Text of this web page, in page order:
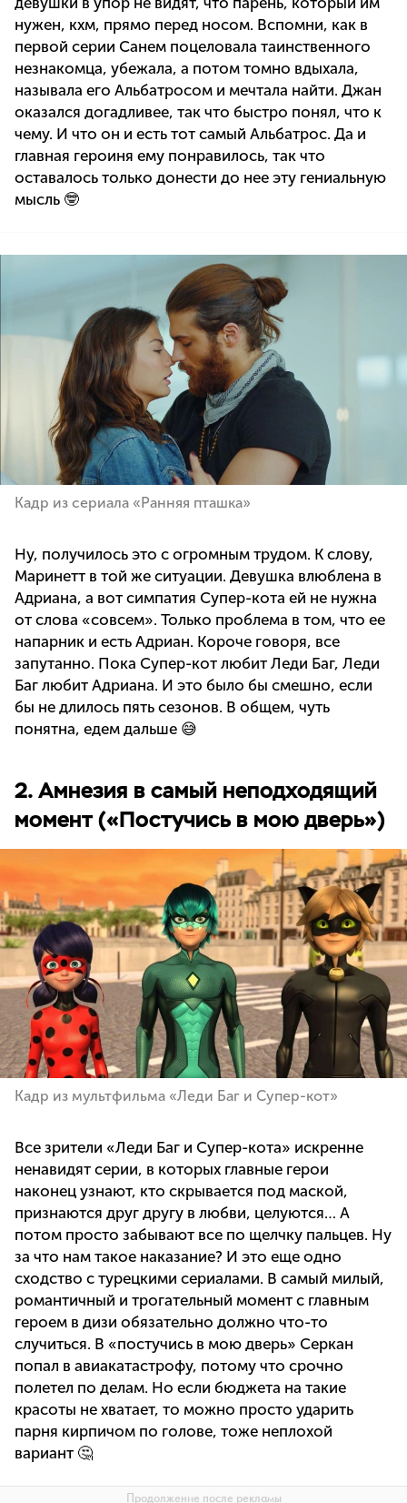
нужен, кхм, прямо перед носом. Вспомни, как в
первой серии Санем поцеловала таинственного
незнакомца, убежала, а потом томно вдыхала,
называла его Альбатросом и мечтала найти. Джан
оказался догадливее, так что быстро понял, что к
чему. И что он и есть тот самый Альбатрос. Да и
главная героиня ему понравилось, так что
оставалось только донести до нее эту гениальную
мысль 🤓
Кадр из сериала «Ранняя пташка»
Ну, получилось это с огромным трудом. К слову,
Маринетт в той же ситуации. Девушка влюблена в
Адриана, а вот симпатия Супер-кота ей не нужна
от слова «совсем». Только проблема в том, что ее
напарник и есть Адриан. Короче говоря, все
запутанно. Пока Супер-кот любит Леди Баг, Леди
Баг любит Адриана. И это было бы смешно, если
бы не длилось пять сезонов. В общем, чуть
понятна, едем дальше 😅
2. Амнезия в самый неподходящий
момент («Постучись в мою дверь»)
Кадр из мультфильма «Леди Баг и Супер-кот»
Все зрители «Леди Баг и Супер-кота» искренне
ненавидят серии, в которых главные герои
наконец узнают, кто скрывается под маской,
признаются друг другу в любви, целуются… А
потом просто забывают все по щелчку пальцев. Ну
за что нам такое наказание? И это еще одно
сходство с турецкими сериалами. В самый милый,
романтичный и трогательный момент с главным
героем в дизи обязательно должно что-то
случиться. В «постучись в мою дверь» Серкан
попал в авиакатастрофу, потому что срочно
полетел по делам. Но если бюджета на такие
красоты не хватает, то можно просто ударить
парня кирпичом по голове, тоже неплохой
вариант 🤔